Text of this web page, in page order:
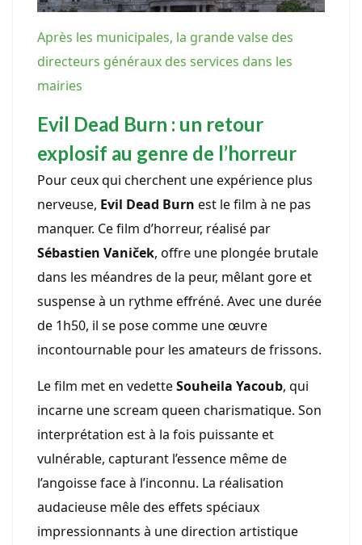
Après les municipales, la grande valse des
directeurs généraux des services dans les
mairies
Evil Dead Burn : un retour
explosif au genre de l’horreur
Pour ceux qui cherchent une expérience plus
nerveuse, Evil Dead Burn est le film à ne pas
manquer. Ce film d’horreur, réalisé par
Sébastien Vaniček, offre une plongée brutale
dans les méandres de la peur, mêlant gore et
suspense à un rythme effréné. Avec une durée
de 1h50, il se pose comme une œuvre
incontournable pour les amateurs de frissons.
Le film met en vedetteSouheila Yacoub, qui
incarne une scream queen charismatique. Son
interprétation est à la fois puissante et
vulnérable, capturant l’essence même de
l’angoisse face à l’inconnu. La réalisation
audacieuse mêle des effets spéciaux
impressionnants à une direction artistique